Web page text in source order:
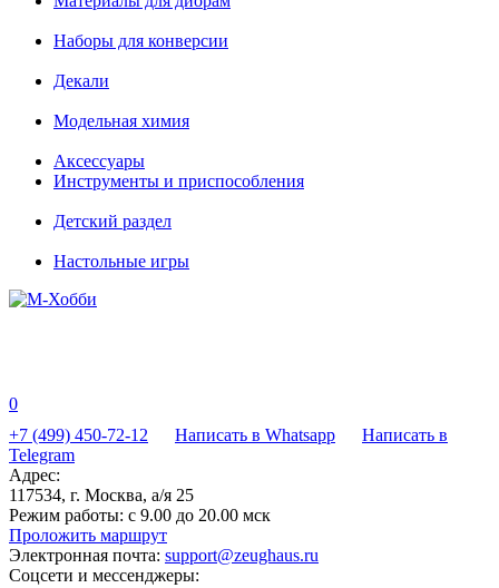
Наборы для конверсии
Декали
Модельная химия
Аксессуары
Инструменты и приспособления
Детский раздел
Настольные игры
0
+7 (499) 450-72-12
Написать в Whatsapp
Написать в
Telegram
Адрес:
117534, г. Москва, а/я 25
Режим работы: с 9.00 до 20.00 мск
Проложить маршрут
Электронная почта: support@zeughaus.ru
Соцсети и мессенджеры: